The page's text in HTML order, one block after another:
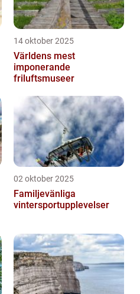
14 oktober 2025
Världens mest
imponerande
friluftsmuseer
02 oktober 2025
Familjevänliga
vintersportupplevelser